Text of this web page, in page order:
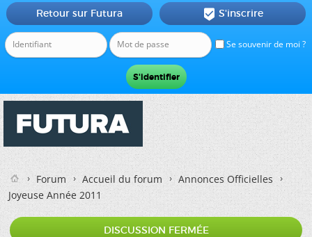
Se souvenir de moi ?
Retour sur Futura  S'inscrire
Forum Accueil du forum
Annonces Officielles
Joyeuse Année 2011
DISCUSSION FERMÉE